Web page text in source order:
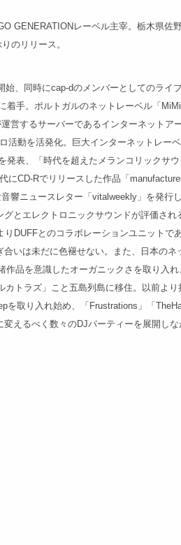
GENERATIONレーベル主宰。栃木県佐
のリリース。
始、同時にcap-dのメンバーとしてのライ
着手。ポルトガルのネットレーベル「
営するサーバーであるインターネットア
活動を活発化。巨大インターネットレー
発表、「時代を超えたメランコリックサ
にCD-Rでリリースした作品「
響ニュースレター「vitalweekly」を発行
グとエレクトロニックサウンドが評価さ
りDUFFとのコラボレーションユニット
いは未だに色褪せない。また、日本の
作品を意識したオーガニックさを取り入
カトラズ」こと五島列島に移住。以前よ
を取り入れ始め、「Frustrations」「
変えるべく数々のDJパーティーを展開し